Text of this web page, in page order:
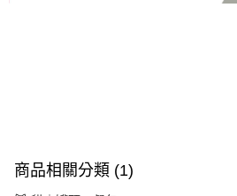
商品相關分類 (1)